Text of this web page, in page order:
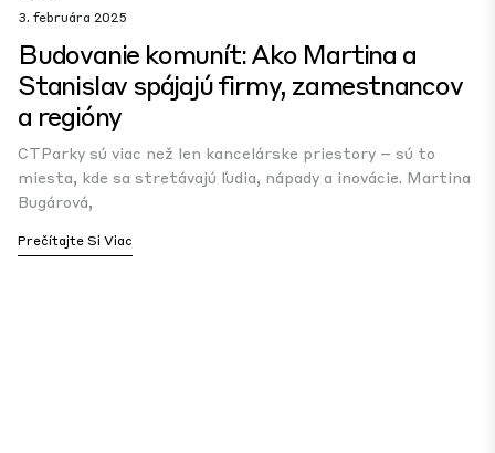
3. februára 2025
Budovanie komunít: Ako Martina a
Stanislav spájajú firmy, zamestnancov
a regióny
CTParky sú viac než len kancelárske priestory – sú to
miesta, kde sa stretávajú ľudia, nápady a inovácie. Martina
Bugárová,
Prečítajte Si Viac